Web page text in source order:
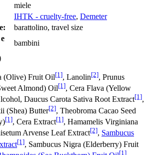
miele
IHTK - cruelty-free, Demeter
barattolino, travel size
bambini
(Olive) Fruit Oil[1], Lanolin[2], Prunus
Almond) Oil[1], Cera Flava (Yellow
Daucus Carota Sativa Root Extract[1],
(Shea) Butter[2], Theobroma Cacao Seed
[1], Cera Extract[1], Hamamelis Virginiana
Arvense Leaf Extract[2], Sambucus
[1], Sambucus Nigra (Elderberry) Fruit
[1]